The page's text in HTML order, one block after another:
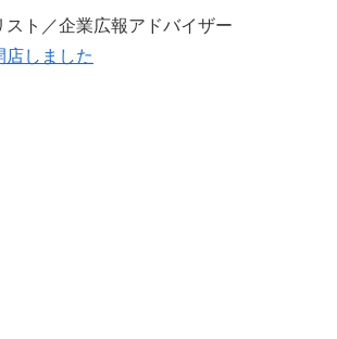
スト／企業広報アドバイザー
店しました